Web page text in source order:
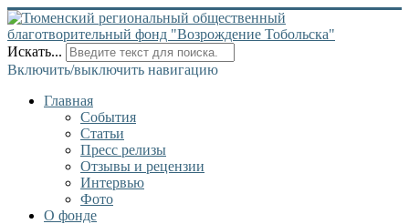
Искать...
Включить/выключить навигацию
Главная
События
Статьи
Пресс релизы
Отзывы и рецензии
Интервью
Фото
О фонде